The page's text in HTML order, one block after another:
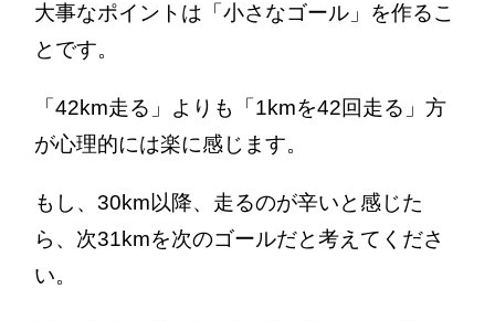
大事なポイントは「小さなゴール」を作るこ
とです。
「42km走る」よりも「1kmを42回走る」方
が心理的には楽に感じます。
もし、30km以降、走るのが辛いと感じた
ら、次31kmを次のゴールだと考えてくださ
い。